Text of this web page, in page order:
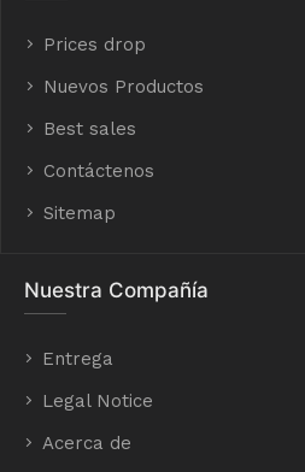
Prices drop
Nuevos Productos
Best sales
Contáctenos
Sitemap
Nuestra Compañía
Entrega
Legal Notice
Acerca de